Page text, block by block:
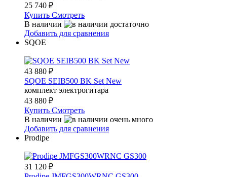
25 740 ₽
Купить Смотреть
В наличии
Добавить для сравнения
SQOE
43 880 ₽
SQOE SEIB500 BK Set New
комплект электрогитара
43 880 ₽
Купить Смотреть
В наличии
Добавить для сравнения
Prodipe
31 120 ₽